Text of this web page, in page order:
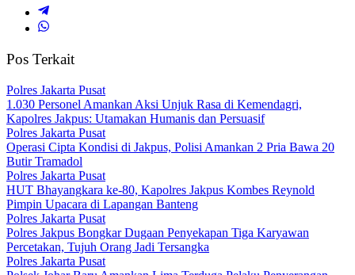
Pos Terkait
Polres Jakarta Pusat
1.030 Personel Amankan Aksi Unjuk Rasa di Kemendagri,
Kapolres Jakpus: Utamakan Humanis dan Persuasif
Polres Jakarta Pusat
Operasi Cipta Kondisi di Jakpus, Polisi Amankan 2 Pria Bawa 20
Butir Tramadol
Polres Jakarta Pusat
HUT Bhayangkara ke-80, Kapolres Jakpus Kombes Reynold
Pimpin Upacara di Lapangan Banteng
Polres Jakarta Pusat
Polres Jakpus Bongkar Dugaan Penyekapan Tiga Karyawan
Percetakan, Tujuh Orang Jadi Tersangka
Polres Jakarta Pusat